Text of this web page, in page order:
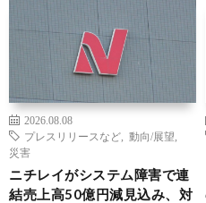
2026.08.08
プレスリリースなど
動向/展望
災害
ニチレイがシステム障害で連
結売上高50億円減見込み、対